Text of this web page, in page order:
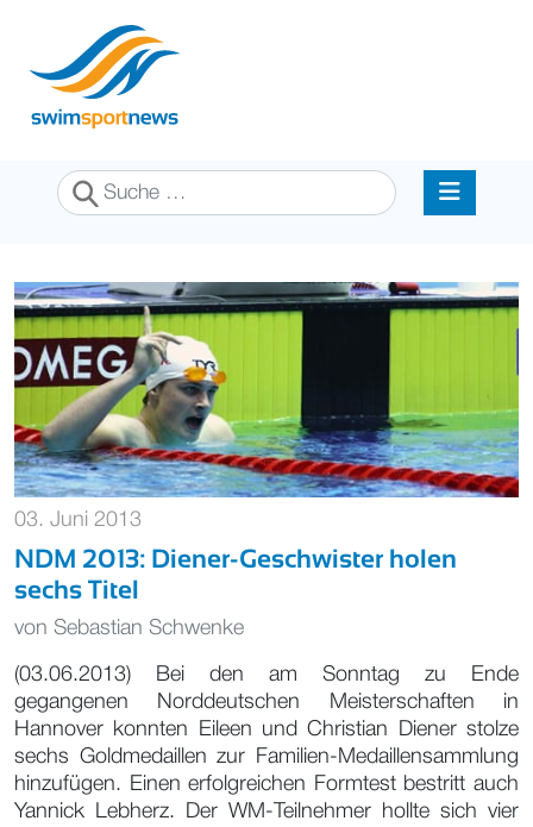
Suchen
03. Juni 2013
NDM 2013: Diener-Geschwister holen
sechs Titel
von Sebastian Schwenke
(03.06.2013) Bei den am Sonntag zu Ende
gegangenen Norddeutschen Meisterschaften in
Hannover konnten Eileen und Christian Diener stolze
sechs Goldmedaillen zur Familien-Medaillensammlung
hinzufügen. Einen erfolgreichen Formtest bestritt auch
Yannick Lebherz. Der WM-Teilnehmer hollte sich vier